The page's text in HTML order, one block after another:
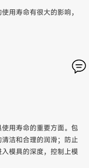
用寿命有很大的影响，
用寿命的重要方面。包
洁和合理的润滑；防止
模具的深度，控制上模